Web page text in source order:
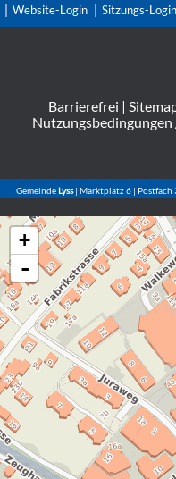
Website-Login Sitzungs-Login
Barrierefrei |
Nutzungsbedingungen
GemeindeLyss| Marktplatz 6 | Postfach